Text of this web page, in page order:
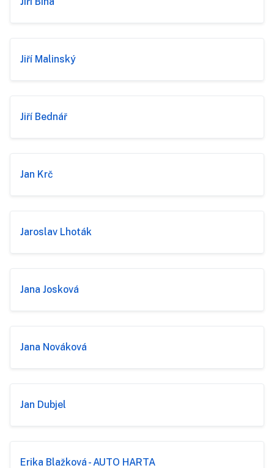
Jiří Malinský
Jiří Bednář
Jan Krč
Jaroslav Lhoták
Jana Josková
Jana Nováková
Jan Dubjel
Erika Blažková - AUTO HARTA